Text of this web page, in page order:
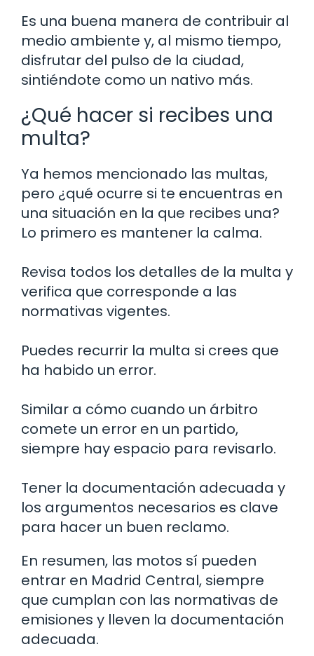
Es una buena manera de contribuir al
medio ambiente y, al mismo tiempo,
disfrutar del pulso de la ciudad,
sintiéndote como un nativo más.
¿Qué hacer si recibes una
multa?
Ya hemos mencionado las multas,
pero ¿qué ocurre si te encuentras en
una situación en la que recibes una?
Lo primero es mantener la calma.
Revisa todos los detalles de la multa y
verifica que corresponde a las
normativas vigentes.
Puedes recurrir la multa si crees que
ha habido un error.
Similar a cómo cuando un árbitro
comete un error en un partido,
siempre hay espacio para revisarlo.
Tener la documentación adecuada y
los argumentos necesarios es clave
para hacer un buen reclamo.
En resumen, las motos sí pueden
entrar en Madrid Central, siempre
que cumplan con las normativas de
emisiones y lleven la documentación
adecuada.